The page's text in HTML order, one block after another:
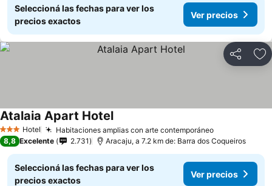
Seleccioná las fechas para ver los
precios exactos
Ver precios
Compartir
3 Estrellas
Hotel Habitaciones amplias con arte contemporáneo
Atalaia Apart Hotel
8,8 Excelente 2.731 Aracaju, a 7.2 km de: Barra dos Coqueiros
Seleccioná las fechas para ver los
precios exactos
Ver precios